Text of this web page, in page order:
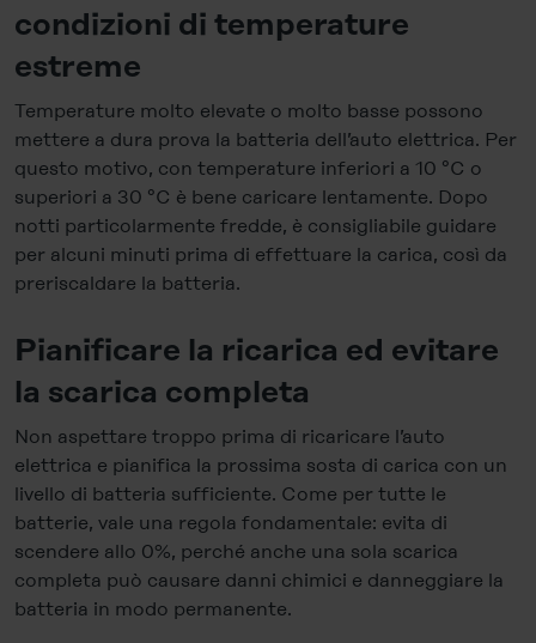
condizioni di temperature
estreme
Temperature molto elevate o molto basse possono
mettere a dura prova la batteria dell’auto elettrica. Per
questo motivo, con temperature inferiori a 10 °C o
superiori a 30 °C è bene caricare lentamente. Dopo
notti particolarmente fredde, è consigliabile guidare
per alcuni minuti prima di effettuare la carica, così da
preriscaldare la batteria.
Pianificare la ricarica ed evitare
la scarica completa
Non aspettare troppo prima di ricaricare l’auto
elettrica e pianifica la prossima sosta di carica con un
livello di batteria sufficiente. Come per tutte le
batterie, vale una regola fondamentale: evita di
scendere allo 0%, perché anche una sola scarica
completa può causare danni chimici e danneggiare la
batteria in modo permanente.